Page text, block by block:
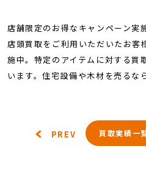
店舗限定のお得なキャンペーン実
店頭買取をご利用いただいたお客
施中。特定のアイテムに対する買
います。住宅設備や木材を売るな
PREV 買取実績一